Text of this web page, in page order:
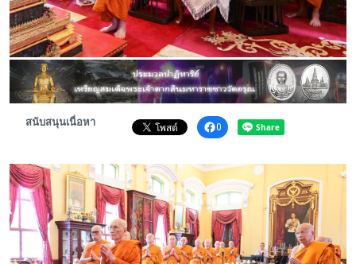
ติดต่อ
สนับสนุนเนื่อหา 0